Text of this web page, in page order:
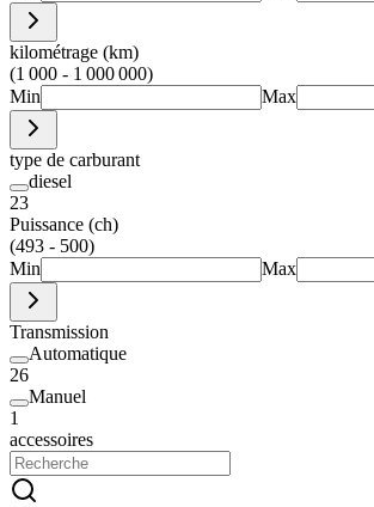
kilométrage (km)
(1 000 - 1 000 000)
Min
Max
type de carburant
diesel
23
Puissance (ch)
(493 - 500)
Min
Max
Transmission
Automatique
26
Manuel
1
accessoires